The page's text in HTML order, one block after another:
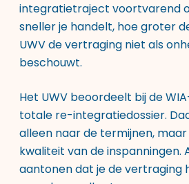
integratietraject voortvarend
sneller je handelt, hoe groter
UWV de vertraging niet als
beschouwt.
Het UWV beoordeelt bij de
totale re-integratiedossier.
alleen naar de termijnen,
kwaliteit van de inspanningen.
aantonen dat je de vertraging